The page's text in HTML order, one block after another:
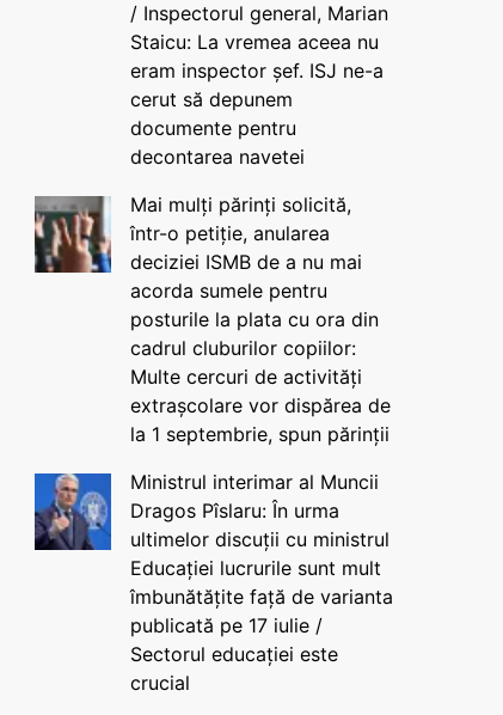
/ Inspectorul general, Marian
Staicu: La vremea aceea nu
eram inspector șef. ISJ ne-a
cerut să depunem
documente pentru
decontarea navetei
Mai mulți părinți solicită,
într-o petiție, anularea
deciziei ISMB de a nu mai
acorda sumele pentru
posturile la plata cu ora din
cadrul cluburilor copiilor:
Multe cercuri de activități
extrașcolare vor dispărea de
la 1 septembrie, spun părinții
Ministrul interimar al Muncii
Dragos Pîslaru: În urma
ultimelor discuții cu ministrul
Educației lucrurile sunt mult
îmbunătățite față de varianta
publicată pe 17 iulie /
Sectorul educației este
crucial